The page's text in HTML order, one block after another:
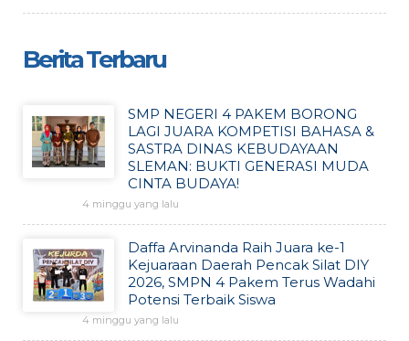
Berita Terbaru
SMP NEGERI 4 PAKEM BORONG
LAGI JUARA KOMPETISI BAHASA &
SASTRA DINAS KEBUDAYAAN
SLEMAN: BUKTI GENERASI MUDA
CINTA BUDAYA!
4 minggu yang lalu
Daffa Arvinanda Raih Juara ke-1
Kejuaraan Daerah Pencak Silat DIY
2026, SMPN 4 Pakem Terus Wadahi
Potensi Terbaik Siswa
4 minggu yang lalu